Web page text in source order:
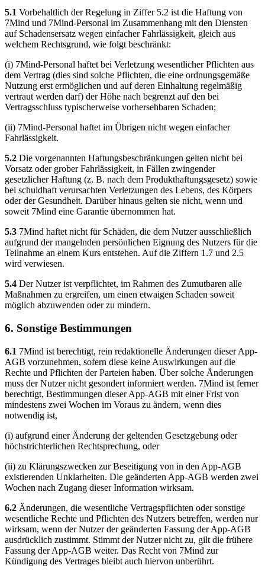
5.1 Vorbehaltlich der Regelung in Ziffer 5.2 ist die Haftung von
7Mind und 7Mind-Personal im Zusammenhang mit den Diensten
auf Schadensersatz wegen einfacher Fahrlässigkeit, gleich aus
welchem Rechtsgrund, wie folgt beschränkt:
(i) 7Mind-Personal haftet bei Verletzung wesentlicher Pflichten aus
dem Vertrag (dies sind solche Pflichten, die eine ordnungsgemäße
Nutzung erst ermöglichen und auf deren Einhaltung regelmäßig
vertraut werden darf) der Höhe nach begrenzt auf den bei
Vertragsschluss typischerweise vorhersehbaren Schaden;
(ii) 7Mind-Personal haftet im Übrigen nicht wegen einfacher
Fahrlässigkeit.
5.2 Die vorgenannten Haftungsbeschränkungen gelten nicht bei
Vorsatz oder grober Fahrlässigkeit, in Fällen zwingender
gesetzlicher Haftung (z. B. nach dem Produkthaftungsgesetz) sowie
bei schuldhaft verursachten Verletzungen des Lebens, des Körpers
oder der Gesundheit. Darüber hinaus gelten sie nicht, wenn und
soweit 7Mind eine Garantie übernommen hat.
5.3 7Mind haftet nicht für Schäden, die dem Nutzer ausschließlich
aufgrund der mangelnden persönlichen Eignung des Nutzers für die
Teilnahme an einem Kurs entstehen. Auf die Ziffern 1.7 und 2.5
wird verwiesen.
5.4 Der Nutzer ist verpflichtet, im Rahmen des Zumutbaren alle
Maßnahmen zu ergreifen, um einen etwaigen Schaden soweit
möglich abzuwenden oder zu mindern.
6. Sonstige Bestimmungen
6.1 7Mind ist berechtigt, rein redaktionelle Änderungen dieser App-
AGB vorzunehmen, sofern diese keine Auswirkungen auf die
Rechte und Pflichten der Parteien haben. Über solche Änderungen
muss der Nutzer nicht gesondert informiert werden. 7Mind ist ferner
berechtigt, Bestimmungen dieser App-AGB mit einer Frist von
mindestens zwei Wochen im Voraus zu ändern, wenn dies
notwendig ist,
(i) aufgrund einer Änderung der geltenden Gesetzgebung oder
höchstrichterlichen Rechtsprechung, oder
(ii) zu Klärungszwecken zur Beseitigung von in den App-AGB
existierenden Unklarheiten. Die geänderten App-AGB werden zwei
Wochen nach Zugang dieser Information wirksam.
6.2 Änderungen, die wesentliche Vertragspflichten oder sonstige
wesentliche Rechte und Pflichten des Nutzers betreffen, werden nur
wirksam, wenn der Nutzer der geänderten Fassung der App-AGB
ausdrücklich zustimmt. Stimmt der Nutzer nicht zu, gilt die frühere
Fassung der App-AGB weiter. Das Recht von 7Mind zur
Kündigung des Vertrages bleibt auch hiervon unberührt.